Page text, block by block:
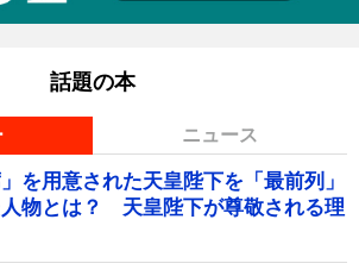
話題の本
ニュース
を用意された天皇陛下を「最前列」
物とは？ 天皇陛下が尊敬される理